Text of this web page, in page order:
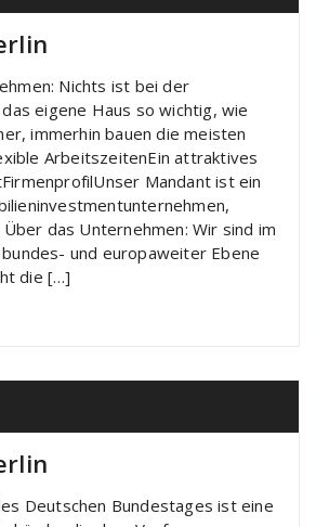
Nichts ist bei der
eigene Haus so wichtig, wie
immerhin bauen die meisten
ArbeitszeitenEin attraktives
Mandant ist ein
das Unternehmen: Wir sind im
und europaweiter Ebene
die […]
Deutschen Bundestages ist eine